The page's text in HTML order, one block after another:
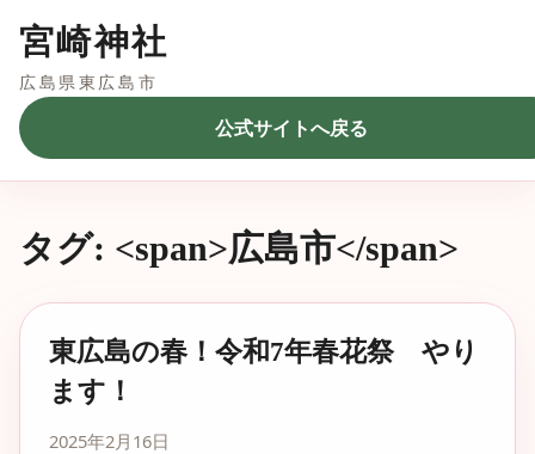
宮崎神社
広島県東広島市
公式サイトへ戻る
タグ: <span>広島市</span>
東広島の春！令和7年春花祭 やり
ます！
2025年2月16日